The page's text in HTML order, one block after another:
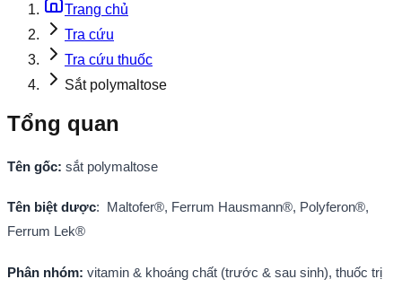
Trang chủ
Tra cứu
Tra cứu thuốc
Sắt polymaltose
Tổng quan
Tên gốc: sắt polymaltose
Tên biệt dược: Maltofer®, Ferrum Hausmann®, Polyferon®,
Ferrum Lek®
Phân nhóm: vitamin & khoáng chất (trước & sau sinh), thuốc trị